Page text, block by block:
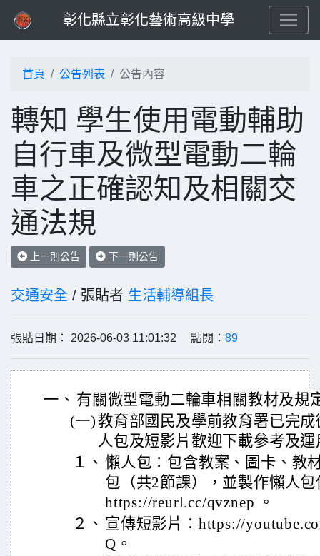
彰化縣立彰化藝術高級中學
首頁 公告列表 公告內容
轉知 學生使用電動輔助
自行車及微型電動二輪
車之正確認知及相關交
通法規
上一則公告 下一則公告
交通安全 / 張貼者 生活輔導組長
張貼日期： 2026-06-03 11:01:32 點閱： 89
一、 有關微型電動二輪車相關教材及規
(一)教育部國民及學前教育署已完
人包及短影片歡迎下載參考及運
１、 懶人包：包含教案、圖卡、教
包（共2節課），並製作懶人
https://reurl.cc/qvznep 。
２、 宣傳短影片：https://
Q。